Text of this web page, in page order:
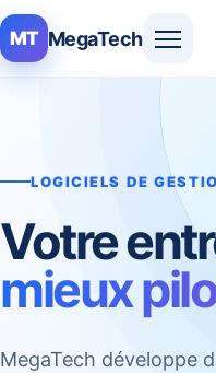
MT MegaTech
LOGICIELS DE
Votre
mieux
MegaTech développe